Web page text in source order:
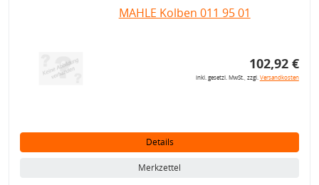
MAHLE Kolben 011 95 01
102,92 €
inkl. gesetzl. MwSt., zzgl.Versandkosten
Details
Merkzettel